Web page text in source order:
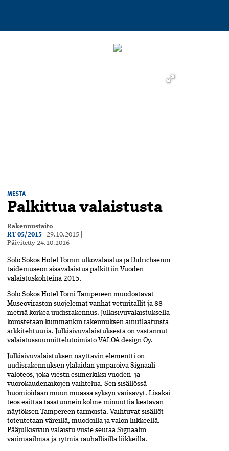
MESTA
Palkittua valaistusta
Rakennustaito
RT 05/2015
29.10.2015
Päivitetty 24.10.2016
Solo Sokos Hotel Tornin ulkovalaistus ja Didrichsenin
taidemuseon sisävalaistus palkittiin Vuoden
valaistuskohteina 2015.
Solo Sokos Hotel Torni Tampereen muodostavat
Museoviraston suojelemat vanhat veturitallit ja 88
metriä korkea uudisrakennus. Julkisivuvalaistuksella
korostetaan kummankin rakennuksen ainutlaatuista
arkkitehtuuria. Julkisivuvalaistuksesta on vastannut
valaistussuunnittelutoimisto VALOA design Oy.
Julkisivuvalaistuksen näyttävin elementti on
uudisrakennuksen ylälaidan ympäröivä Signaali-
valoteos, joka viestii esimerkiksi vuoden- ja
vuorokaudenaikojen vaihtelua. Sen sisällössä
huomioidaan muun muassa syksyn värisävyt. Lisäksi
teos esittää tasatunnein kolme minuuttia kestävän
näytöksen Tampereen tarinoista. Vaihtuvat sisällöt
toteutetaan väreillä, muodoilla ja valon liikkeellä.
Pääjulkisivun valaistu viiste seuraa Signaalin
värimaailmaa ja rytmiä rauhallisilla liikkeillä.